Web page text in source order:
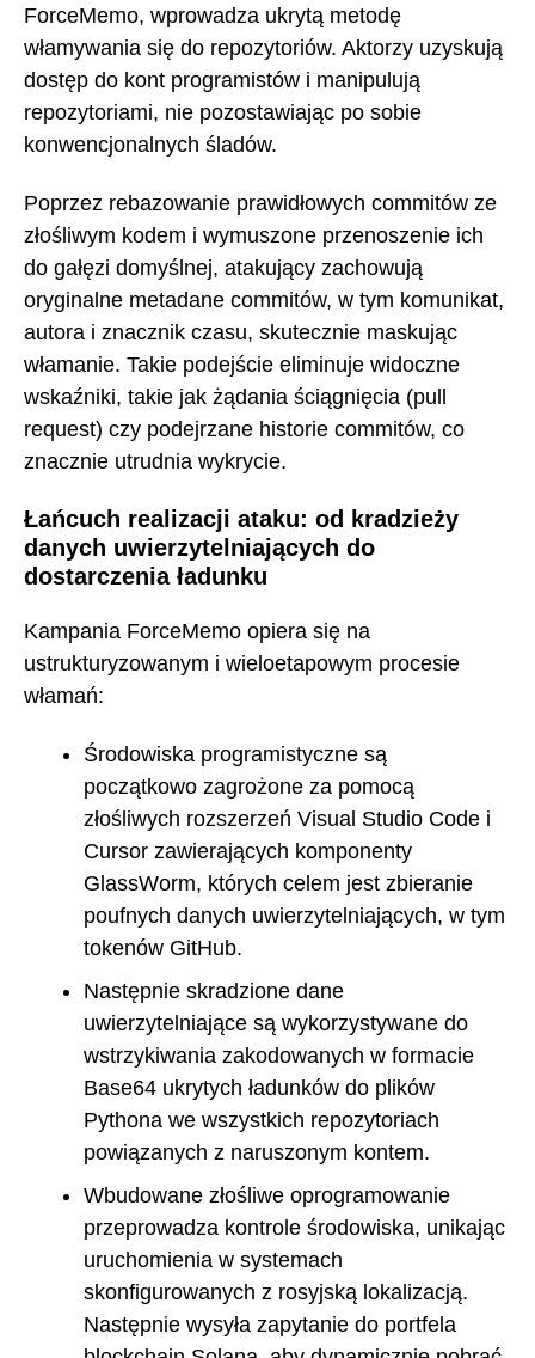
ForceMemo, wprowadza ukrytą metodę
włamywania się do repozytoriów. Aktorzy uzyskują
dostęp do kont programistów i manipulują
repozytoriami, nie pozostawiając po sobie
konwencjonalnych śladów.
Poprzez rebazowanie prawidłowych commitów ze
złośliwym kodem i wymuszone przenoszenie ich
do gałęzi domyślnej, atakujący zachowują
oryginalne metadane commitów, w tym komunikat,
autora i znacznik czasu, skutecznie maskując
włamanie. Takie podejście eliminuje widoczne
wskaźniki, takie jak żądania ściągnięcia (pull
request) czy podejrzane historie commitów, co
znacznie utrudnia wykrycie.
Łańcuch realizacji ataku: od kradzieży
danych uwierzytelniających do
dostarczenia ładunku
Kampania ForceMemo opiera się na
ustrukturyzowanym i wieloetapowym procesie
włamań:
Środowiska programistyczne są
początkowo zagrożone za pomocą
złośliwych rozszerzeń Visual Studio Code i
Cursor zawierających komponenty
GlassWorm, których celem jest zbieranie
poufnych danych uwierzytelniających, w tym
tokenów GitHub.
Następnie skradzione dane
uwierzytelniające są wykorzystywane do
wstrzykiwania zakodowanych w formacie
Base64 ukrytych ładunków do plików
Pythona we wszystkich repozytoriach
powiązanych z naruszonym kontem.
Wbudowane złośliwe oprogramowanie
przeprowadza kontrole środowiska, unikając
uruchomienia w systemach
skonfigurowanych z rosyjską lokalizacją.
Następnie wysyła zapytanie do portfela